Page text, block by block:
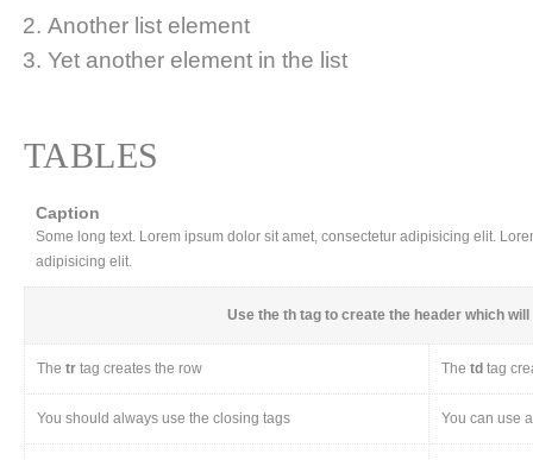
Another list element
Yet another element in the list
TABLES
Caption
Some long text. Lorem ipsum dolor sit amet, consectetur adipisicing elit.
adipisicing elit.
Use the th tag to create the header which
The tr tag creates the row The td tag
You should always use the closing tags You can use